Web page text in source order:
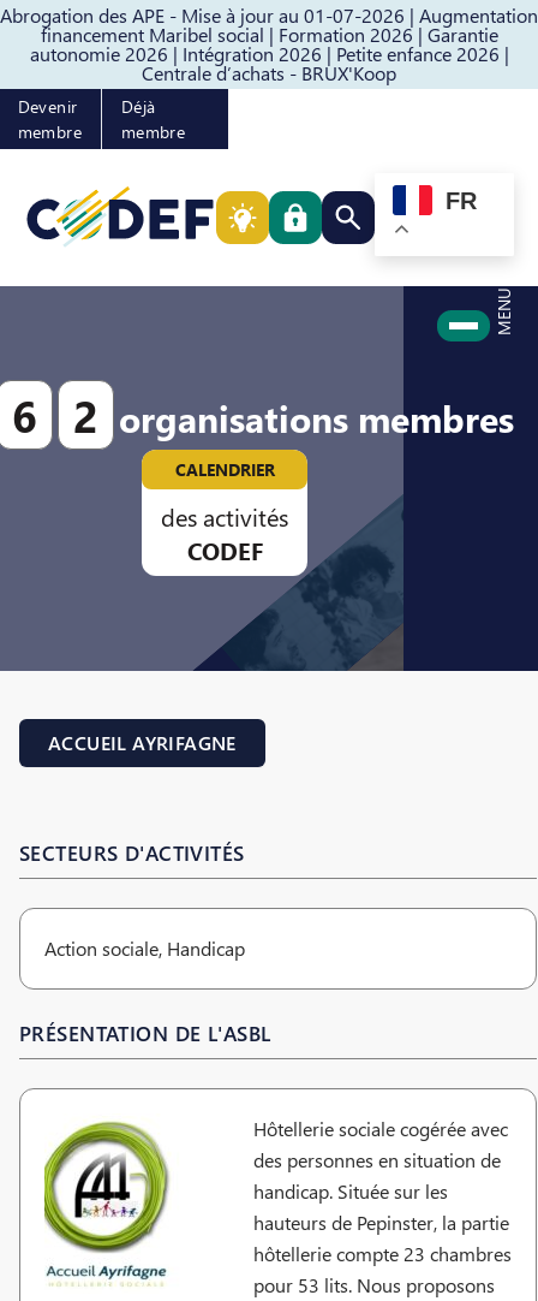
Abrogation des APE - Mise à jour au 01-07-2026 | Augmentation
financement Maribel social | Formation 2026 | Garantie
autonomie 2026 | Intégration 2026 | Petite enfance 2026 |
Centrale d’achats - BRUX'Koop
Passer au contenuPasser au pied de page
Devenir
membre
Déjà
membre
Rechercher quelque
FR
MENU
6 2 organisations membres
CALENDRIER
des activités
CODEF
ACCUEIL AYRIFAGNE
SECTEURS D'ACTIVITÉS
Action sociale, Handicap
PRÉSENTATION DE L'ASBL
Hôtellerie sociale cogérée avec
des personnes en situation de
handicap. Située sur les
hauteurs de Pepinster, la partie
hôtellerie compte 23 chambres
pour 53 lits. Nous proposons